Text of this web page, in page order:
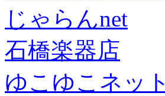
じゃらんnet
石橋楽器店
ゆこゆこネット